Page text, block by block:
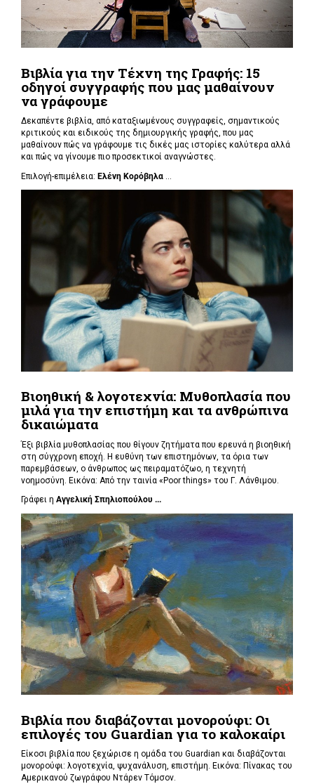
Βιβλία για την Τέχνη της Γραφής: 15
οδηγοί συγγραφής που μας μαθαίνουν
να γράφουμε
Δεκαπέντε βιβλία, από καταξιωμένους συγγραφείς, σημαντικούς
κριτικούς και ειδικούς της δημιουργικής γραφής, που μας
μαθαίνουν πώς να γράφουμε τις δικές μας ιστορίες καλύτερα αλλά
και πώς να γίνουμε πιο προσεκτικοί αναγνώστες.
Επιλογή-επιμέλεια: Ελένη Κορόβηλα
Βιοηθική & λογοτεχνία: Μυθοπλασία που
μιλά για την επιστήμη και τα ανθρώπινα
δικαιώματα
Έξι βιβλία μυθοπλασίας που θίγουν ζητήματα που ερευνά η βιοηθική
στη σύγχρονη εποχή. Η ευθύνη των επιστημόνων, τα όρια των
παρεμβάσεων, ο άνθρωπος ως πειραματόζωο, η τεχνητή
νοημοσύνη. Εικόνα: Από την ταινία «Poor things» του Γ. Λάνθιμου.
Γράφει η Αγγελική Σπηλιοπούλου ...
Βιβλία που διαβάζονται μονορούφι: Οι
επιλογές του Guardian για το καλοκαίρι
Είκοσι βιβλία που ξεχώρισε η ομάδα του Guardian και διαβάζονται
μονορούφι: λογοτεχνία, ψυχανάλυση, επιστήμη. Εικόνα: Πίνακας του
Αμερικανού ζωγράφου Ντάρεν Τόμσον.